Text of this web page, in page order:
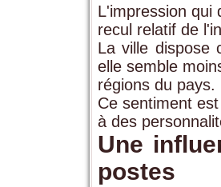
L'impression qui
recul relatif de
La ville dispose
elle semble
régions du pays.
Ce sentiment
à des
Une
postes